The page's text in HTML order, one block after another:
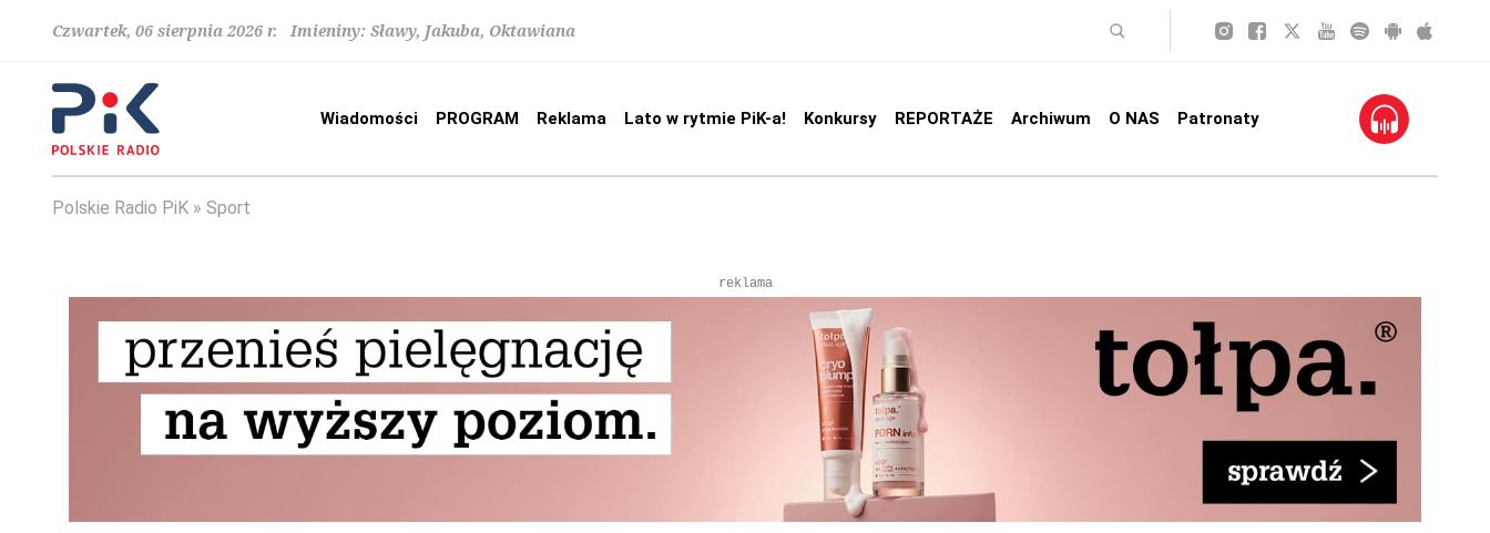
Czwartek, 06 sierpnia 2026 r. Imieniny: Sławy, Jakuba, Oktawiana
Wiadomości PROGRAM Reklama Lato w rytmie PiK-a! Konkursy REPORTAŻE Archiwum O NAS Patronaty
Polskie Radio PiK Sport
reklama